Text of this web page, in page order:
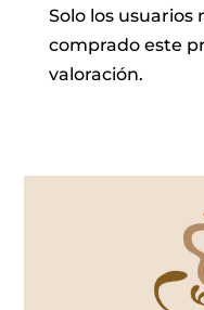
Solo los usuarios
comprado este
valoración.